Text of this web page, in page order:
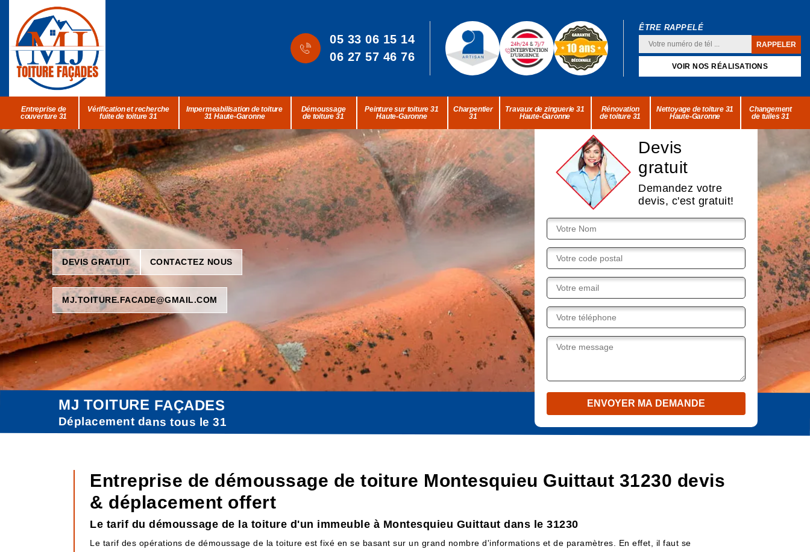
05 33 06 15 14
06 27 57 46 76
ÊTRE RAPPELÉ
VOIR NOS RÉALISATIONS
Entreprise de
couverture 31
Vérification et recherche
fuite de toiture 31
Impermeabilisation de toiture
31 Haute-Garonne
Démoussage
de toiture 31
Peinture sur toiture 31
Haute-Garonne
Charpentier
31
Travaux de zinguerie 31
Haute-Garonne
Rénovation
de toiture 31
Nettoyage de toiture 31
Haute-Garonne
Changement
de tuiles 31
DEVIS GRATUIT CONTACTEZ NOUS
MJ.TOITURE.FACADE@GMAIL.COM
Devis
gratuit
Demandez votre
devis, c'est gratuit!
MJ TOITURE FAÇADES
Déplacement dans tous le 31
Entreprise de démoussage de toiture Montesquieu Guittaut 31230 devis
& déplacement offert
Le tarif du démoussage de la toiture d'un immeuble à Montesquieu Guittaut dans le 31230
Le tarif des opérations de démoussage de la toiture est fixé en se basant sur un grand nombre d'informations et de paramètres. En effet, il faut se